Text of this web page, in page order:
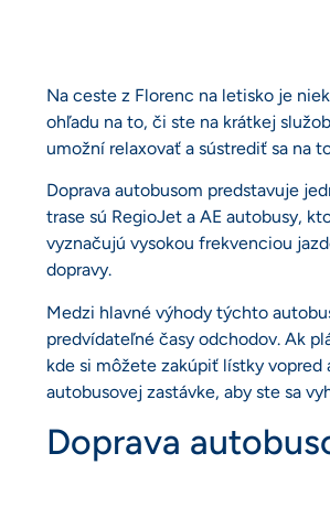
Na ceste z Florenc na letisko je
ohľadu na to, či ste na krátkej
umožní relaxovať a sústrediť sa na
Doprava autobusom predstavuje
trase sú RegioJet a AE autobusy,
vyznačujú vysokou frekvenciou
dopravy.
Medzi hlavné výhody týchto
predvídateľné časy odchodov. Ak
kde si môžete zakúpiť lístky
autobusovej zastávke, aby ste sa
Doprava